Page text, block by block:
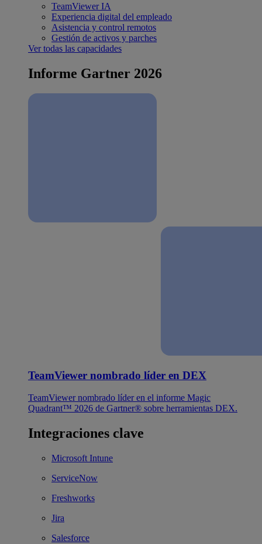
TeamViewer IA
Experiencia digital del empleado
Asistencia y control remotos
Gestión de activos y parches
Ver todas las capacidades
Informe Gartner 2026
TeamViewer nombrado líder en DEX
TeamViewer nombrado líder en el informe Magic
Quadrant™ 2026 de Gartner® sobre herramientas DEX.
Integraciones clave
Microsoft Intune
ServiceNow
Freshworks
Jira
Salesforce